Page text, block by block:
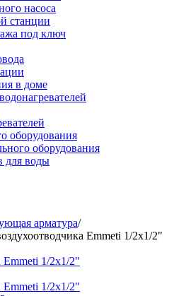
насоса
станции
под ключ
в доме
оборудования
оборудования
для воды
арматура/
Emmeti 1/2х1/2"